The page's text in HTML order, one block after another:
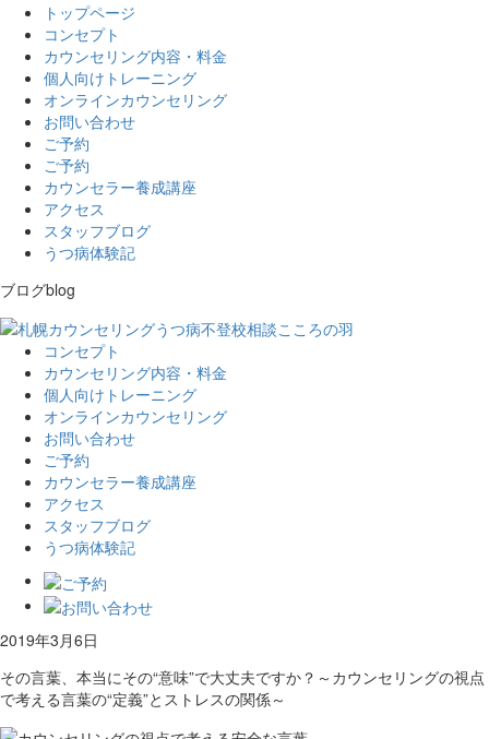
トップページ
コンセプト
カウンセリング内容・料金
個人向けトレーニング
オンラインカウンセリング
お問い合わせ
ご予約
ご予約
カウンセラー養成講座
アクセス
スタッフブログ
うつ病体験記
ブログblog
コンセプト
カウンセリング内容・料金
個人向けトレーニング
オンラインカウンセリング
お問い合わせ
ご予約
カウンセラー養成講座
アクセス
スタッフブログ
うつ病体験記
2019年3月6日
その言葉、本当にその“意味”で大丈夫ですか？～カウンセリングの視点
で考える言葉の“定義”とストレスの関係～